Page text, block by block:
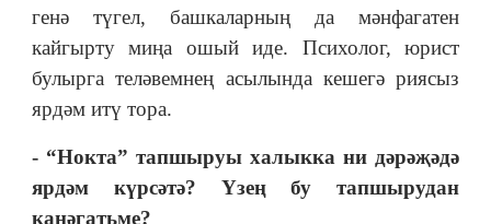
генә түгел, башкаларның да мәнфагатен
кайгырту миңа ошый иде. Психолог, юрист
булырга теләвемнең асылында кешегә риясыз
ярдәм итү тора.
- “Нокта” тапшыруы халыкка ни дәрәҗәдә
ярдәм күрсәтә? Үзең бу тапшырудан
канәгатьме?